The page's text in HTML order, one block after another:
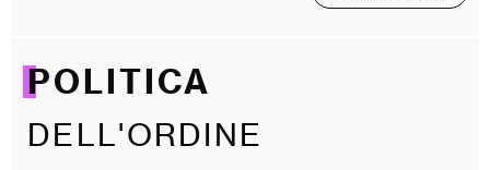
POLITICA
DELL'ORDINE